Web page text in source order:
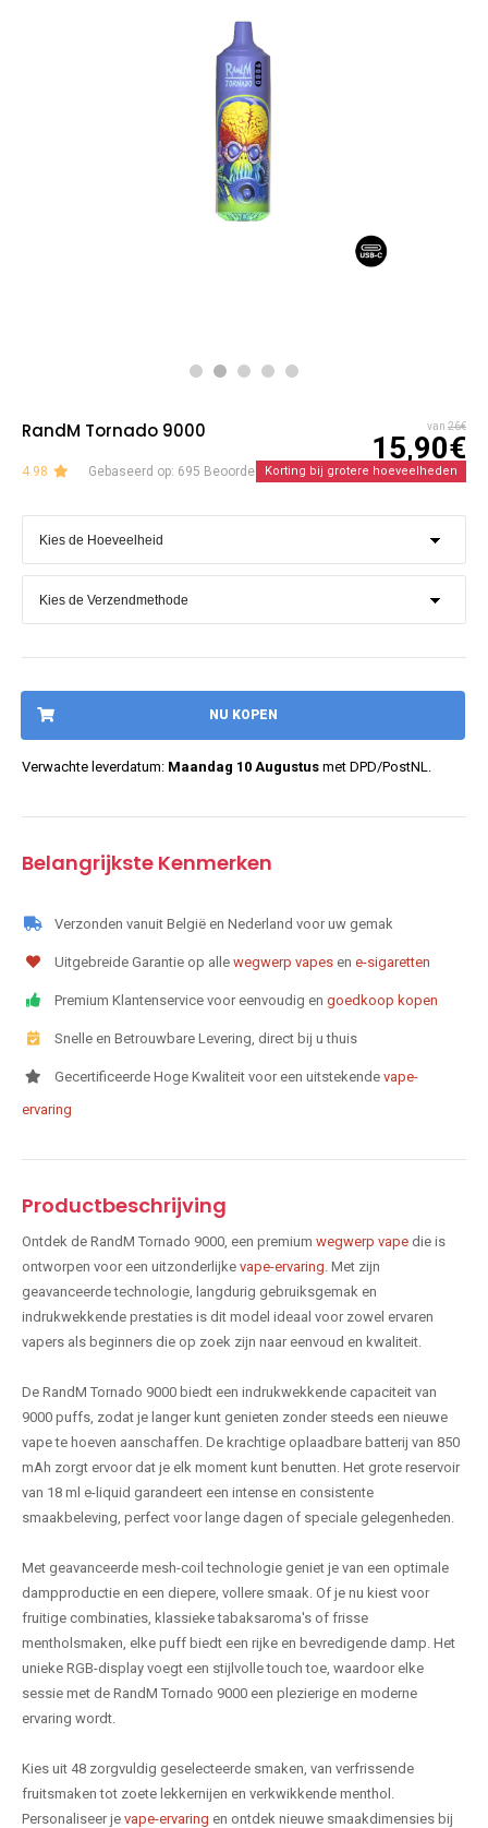
RandM Tornado 9000 van 26€
15,90€
4.98 Gebaseerd op: 695 BeoordelingenKorting bij grotere hoeveelheden
NU KOPEN
Verwachte leverdatum: Maandag 10 Augustus met DPD/PostNL.
Belangrijkste Kenmerken
Verzonden vanuit België en Nederland voor uw gemak
Uitgebreide Garantie op alle wegwerp vapes en e-sigaretten
Premium Klantenservice voor eenvoudig en goedkoop kopen
Snelle en Betrouwbare Levering, direct bij u thuis
Gecertificeerde Hoge Kwaliteit voor een uitstekende vape-
ervaring
Productbeschrijving
Ontdek de RandM Tornado 9000, een premium wegwerp vape die is
ontworpen voor een uitzonderlijke vape-ervaring . Met zijn
geavanceerde technologie, langdurig gebruiksgemak en
indrukwekkende prestaties is dit model ideaal voor zowel ervaren
vapers als beginners die op zoek zijn naar eenvoud en kwaliteit.
De RandM Tornado 9000 biedt een indrukwekkende capaciteit van
9000 puffs, zodat je langer kunt genieten zonder steeds een nieuwe
vape te hoeven aanschaffen. De krachtige oplaadbare batterij van 850
mAh zorgt ervoor dat je elk moment kunt benutten. Het grote reservoir
van 18 ml e-liquid garandeert een intense en consistente
smaakbeleving, perfect voor lange dagen of speciale gelegenheden.
Met geavanceerde mesh-coil technologie geniet je van een optimale
dampproductie en een diepere, vollere smaak. Of je nu kiest voor
fruitige combinaties, klassieke tabaksaroma's of frisse
mentholsmaken, elke puff biedt een rijke en bevredigende damp. Het
unieke RGB-display voegt een stijlvolle touch toe, waardoor elke
sessie met de RandM Tornado 9000 een plezierige en moderne
ervaring wordt.
Kies uit 48 zorgvuldig geselecteerde smaken, van verfrissende
fruitsmaken tot zoete lekkernijen en verkwikkende menthol.
Personaliseer je vape-ervaring en ontdek nieuwe smaakdimensies bij